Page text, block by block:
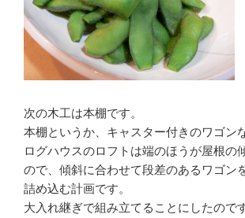
次の木工は本棚です。
本棚というか、キャスター付きのワゴン
ログハウスのロフトは端のほうが屋根の
ので、傾斜に合わせて段差のあるワゴン
詰め込む計画です。
大入れ継ぎで組み立てることにしたので